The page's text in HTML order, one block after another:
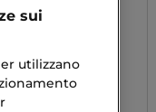
sui
utilizzano